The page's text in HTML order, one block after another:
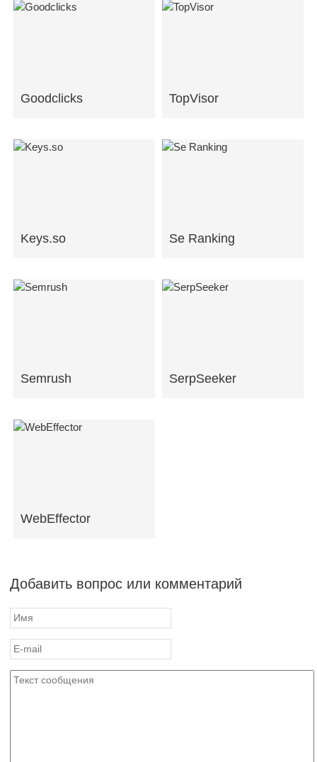
Goodclicks TopVisor
Keys.so Se Ranking
Semrush SerpSeeker
WebEffector
Добавить вопрос или комментарий